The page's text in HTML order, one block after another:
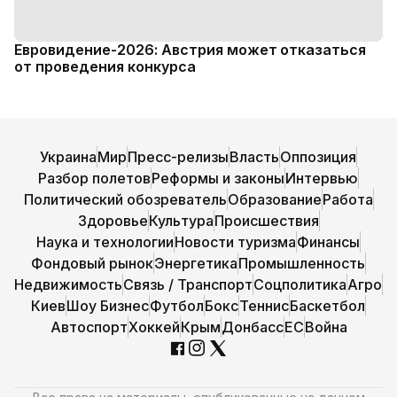
Евровидение-2026: Австрия может отказаться
от проведения конкурса
УкраинаМирПресс-релизыВластьОппозиция
Разбор полетовРеформы и законыИнтервью
Политический обозревательОбразованиеРабота
ЗдоровьеКультураПроисшествия
Наука и технологииНовости туризмаФинансы
Фондовый рынокЭнергетикаПромышленность
НедвижимостьСвязь / ТранспортСоцполитикаАгро
КиевШоу БизнесФутболБоксТеннисБаскетбол
АвтоспортХоккейКрымДонбассЕСВойна